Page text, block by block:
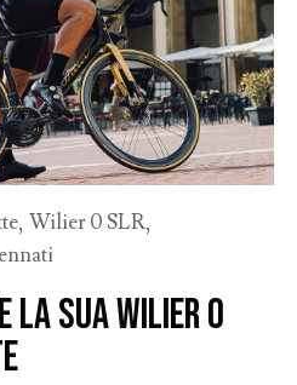
, Wilier 0 SLR,
la sua Wilier 0